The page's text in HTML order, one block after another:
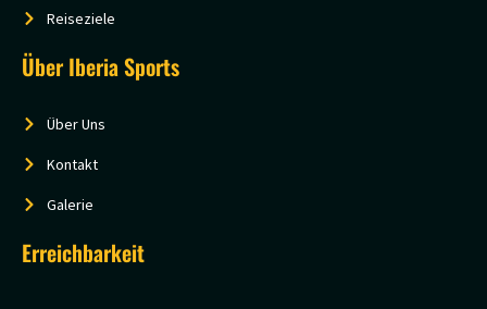
Reiseziele
Über Iberia Sports
Über Uns
Kontakt
Galerie
Erreichbarkeit